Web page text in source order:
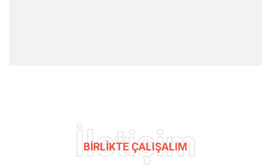
İletişim
BIRLIKTE ÇALIŞALIM